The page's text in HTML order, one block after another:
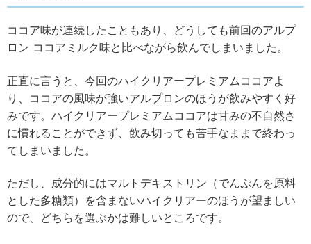
ココア味が連続したこともあり、どうしても前回のアルプ
ロン ココアミルク味と比べながら飲んでしまいました。
正直に言うと、今回のハイクリアープレミアムココアよ
り、ココアの風味が強いアルプロンのほうが飲みやすく好
みです。ハイクリアープレミアムココアは甘みの不自然さ
に慣れることができず、飲み切っても苦手なままで終わっ
てしまいました。
ただし、成分的にはマルトデキストリン（でんぷんを原料
とした多糖類）を含まないハイクリアーのほうが望ましい
ので、どちらを選ぶかは難しいところです。